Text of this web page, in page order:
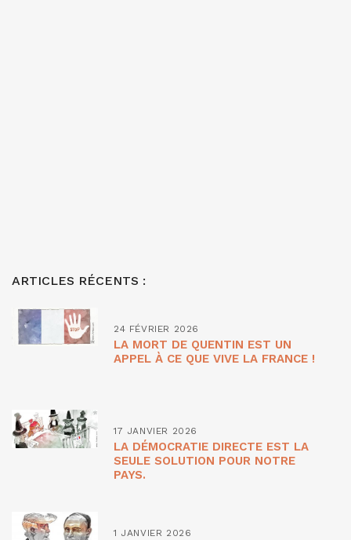
ARTICLES RÉCENTS :
24 FÉVRIER 2026
LA MORT DE QUENTIN EST UN
APPEL À CE QUE VIVE LA FRANCE !
17 JANVIER 2026
LA DÉMOCRATIE DIRECTE EST LA
SEULE SOLUTION POUR NOTRE
PAYS.
1 JANVIER 2026